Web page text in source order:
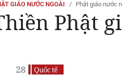
GIÁO NƯỚC NGOÀI Phật giáo nước
Phật